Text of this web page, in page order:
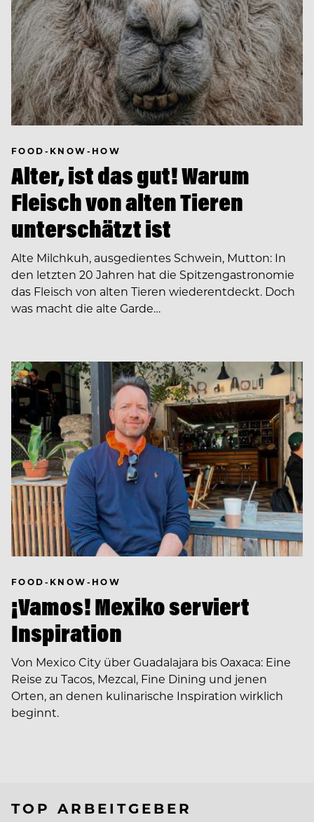
FOOD-KNOW-HOW
Alter, ist das gut! Warum
Fleisch von alten Tieren
unterschätzt ist
Alte Milchkuh, ausgedientes Schwein, Mutton: In
den letzten 20 Jahren hat die Spitzengastronomie
das Fleisch von alten Tieren wiederentdeckt. Doch
was macht die alte Garde…
FOOD-KNOW-HOW
¡Vamos! Mexiko serviert
Inspiration
Von Mexico City über Guadalajara bis Oaxaca: Eine
Reise zu Tacos, Mezcal, Fine Dining und jenen
Orten, an denen kulinarische Inspiration wirklich
beginnt.
TOP ARBEITGEBER